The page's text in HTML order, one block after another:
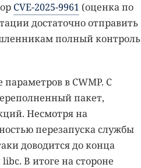
CVE-2025-9961 (оценка по
достаточно отправить
полный контроль
в CWMP. С
пакет,
Несмотря на
перезапуска службы
доводится до конца
В итоге на стороне